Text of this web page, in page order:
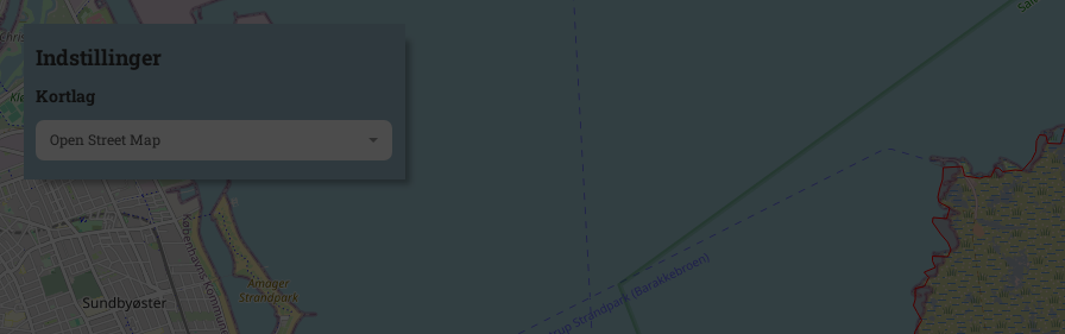
Indstillinger
Kortlag
Open Street Map